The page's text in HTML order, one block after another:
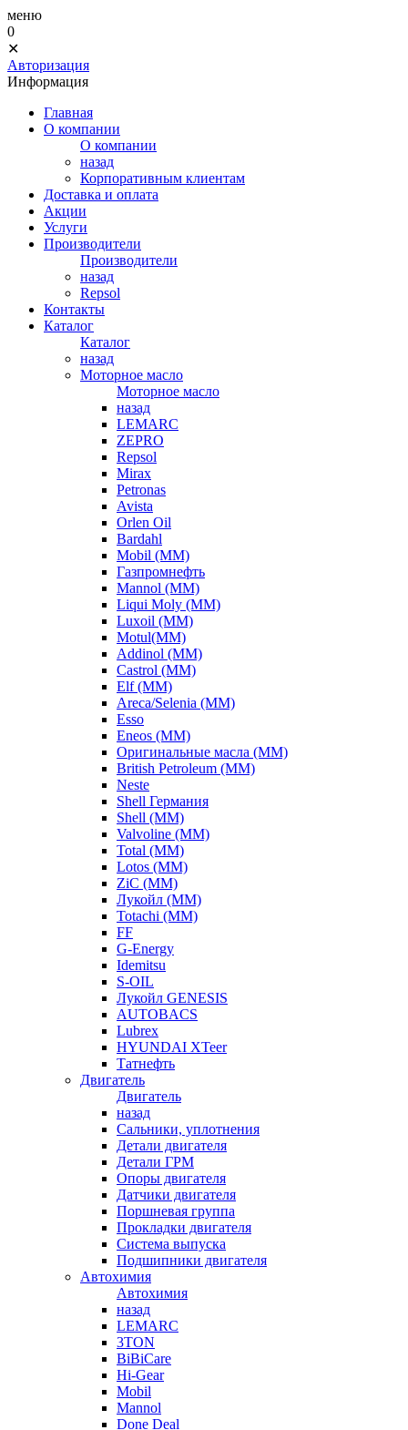
меню
0
✕
Авторизация
Информация
Главная
О компании
О компании
назад
Корпоративным клиентам
Доставка и оплата
Акции
Услуги
Производители
Производители
назад
Repsol
Контакты
Каталог
Каталог
назад
Моторное масло
Моторное масло
назад
LEMARC
ZEPRO
Repsol
Mirax
Petronas
Avista
Orlen Oil
Bardahl
Mobil (ММ)
Газпромнефть
Mannol (ММ)
Liqui Moly (ММ)
Luxoil (ММ)
Motul(ММ)
Addinol (ММ)
Castrol (ММ)
Elf (ММ)
Areca/Selenia (ММ)
Esso
Eneos (ММ)
Оригинальные масла (ММ)
British Petroleum (ММ)
Neste
Shell Германия
Shell (ММ)
Valvoline (ММ)
Total (ММ)
Lotos (ММ)
ZiC (ММ)
Лукойл (ММ)
Totachi (MM)
FF
G-Energy
Idemitsu
S-OIL
Лукойл GENESIS
AUTOBACS
Lubrex
HYUNDAI XTeer
Татнефть
Двигатель
Двигатель
назад
Сальники, уплотнения
Детали двигателя
Детали ГРМ
Опоры двигателя
Датчики двигателя
Поршневая группа
Прокладки двигателя
Система выпуска
Подшипники двигателя
Автохимия
Автохимия
назад
LEMARC
3TON
BiBiCare
Hi-Gear
Mobil
Mannol
Done Deal